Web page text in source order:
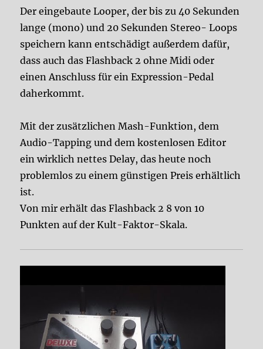
Der eingebaute Looper, der bis zu 40 Sekunden
lange (mono) und 20 Sekunden Stereo- Loops
speichern kann entschädigt außerdem dafür,
dass auch das Flashback 2 ohne Midi oder
einen Anschluss für ein Expression-Pedal
daherkommt.
Mit der zusätzlichen Mash-Funktion, dem
Audio-Tapping und dem kostenlosen Editor
ein wirklich nettes Delay, das heute noch
problemlos zu einem günstigen Preis erhältlich
ist.
Von mir erhält das Flashback 2 8 von 10
Punkten auf der Kult-Faktor-Skala.